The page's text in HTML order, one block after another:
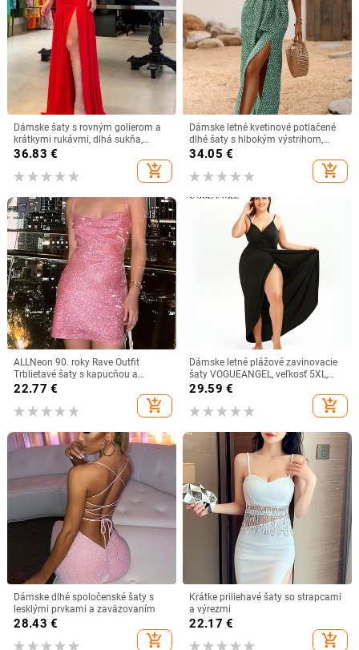
Dámske šaty s rovným golierom a
krátkymi rukávmi, dlhá sukňa,
módny jednolíniový výstrih,
rozdelené podlahy, zatemňovacie
sviatočné sexy šaty
36.83 €
add_shopping_cart
Dámske letné kvetinové potlačené
dlhé šaty s hlbokým výstrihom,
elegantné čierne šaty s výstrihom
34.05 €
add_shopping_cart
ALLNeon 90. roky Rave Outfit
Trblietavé šaty s kapucňou a
výstrihom do V, šnurovanie a flitre,
klubové oblečenie Y2K, sexy šaty s
odhaleným chrbtom, priliehavé mini
22.77 €
add_shopping_cart
Dámske letné plážové zavinovacie
šaty VOGUEANGEL, veľkosť 5XL,
čipkované, s špagetovými
ramienkami, jednofarebné, s dlhým
rukávom, bez rukávov
29.59 €
add_shopping_cart
Dámske dlhé spoločenské šaty s
lesklými prvkami a zaväzovaním
28.43 €
add_shopping_cart
Krátke priliehavé šaty so strapcami
a výrezmi
22.17 €
add_shopping_cart